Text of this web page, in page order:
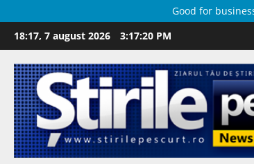
Good for
Skip
to
content
18:17, 7 august 2026 3:17:21 PM